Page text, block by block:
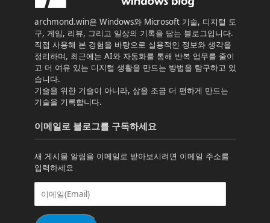
archmond.win은 Windows와 Microsoft 기술, 디지털 도
구, 게임, 리뷰, 그리고 일상의 기록을 담는 블로그입니다.
직접 사용해 본 경험을 바탕으로 실용적인 정보와 생각을
정리하며, 최근에는 AI와 자동화를 통해 반복 업무를 줄이
고 더 여유 있는 디지털 생활을 만드는 방법을 탐구하고 있
습니다.
기술을 위한 기술이 아니라, 삶을 조금 더 편하게 만드는
기술을 기록합니다.
이메일로 블로그를 구독하세요
새 게시물 알림을 이메일로 받아보시려면 이메일 주소를
입력하세요
이
일